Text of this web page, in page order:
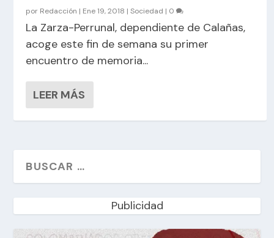
por Redacción | Ene 19, 2018 |Sociedad | 0
La Zarza-Perrunal, dependiente de Calañas,
acoge este fin de semana su primer
encuentro de memoria...
LEER MÁS
Publicidad